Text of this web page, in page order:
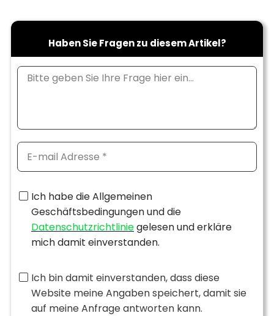
Haben Sie Fragen zu diesem Artikel?
Ich habe die Allgemeinen
Geschäftsbedingungen und die
Datenschutzrichtliniegelesen und erkläre
mich damit einverstanden.
Ich bin damit einverstanden, dass diese
Website meine Angaben speichert, damit sie
auf meine Anfrage antworten kann.